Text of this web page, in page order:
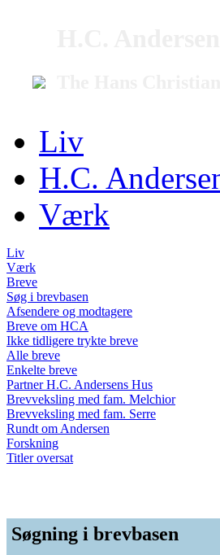
Liv
H.C.
Værk
Liv
Værk
Breve
Søg i brevbasen
Afsendere og modtagere
Breve om HCA
Ikke tidligere trykte breve
Alle breve
Enkelte breve
Partner H.C. Andersens Hus
Brevveksling med fam. Melchior
Brevveksling med fam. Serre
Rundt om Andersen
Forskning
Titler oversat
Søgning i brevbasen